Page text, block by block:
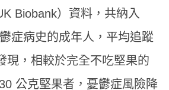
Biobank）資料，共納入
症病史的成年人，平均追蹤
現，相較於完全不吃堅果的
公克堅果者，憂鬱症風險降